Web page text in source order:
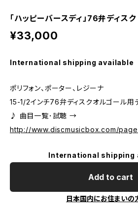
「ハッピーバースディ」76弁ディスク
¥33,000
International shipping available
ポリフォン、ポーター、レジーナ
15-1/2インチ76弁ディスクオルゴール用
♪ 曲目一覧･試聴 →
http://www.discmusicbox.com/
International shipping
Add to cart
日本国内にお住まいの